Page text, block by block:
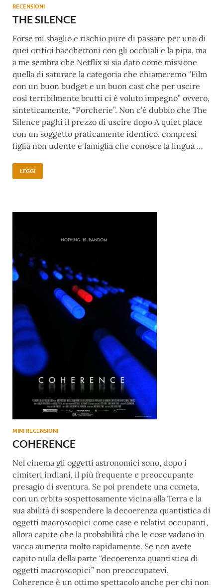
RECENSIONI
THE SILENCE
Forse mi sbaglio e rischio pure di passare per uno di
quei critici bacchettoni con gli occhiali e la pipa, ma
a me sembra che Netflix si sia dato come missione
quella di saturare la categoria che chiameremo “Film
con un buon budget e un buon cast che per uscire
così terribilmente brutti ci è voluto impegno” ovvero,
sinteticamente, “Porcherie”. Non c’è dubbio che The
Silence paghi il prezzo di uscire dopo A quiet place
con un soggetto praticamente identico, compresi
figlia non udente e famiglia che conosce la lingua …
LEGGI
MINI RECENSIONI
COHERENCE
Nel cinema gli oggetti astronomici sono, dopo i
cimiteri indiani, il più frequente e preoccupante
presagio di sventura. Se poi prendete una cometa,
con un orbita sospettosamente vicina alla Terra e la
sua abilità di sospendere la decoerenza quantistica di
oggetti macroscopici come case e relativi occupanti,
allora capite che la probabilità che le cose vadano in
vacca aumenta molto rapidamente. Se non avete
capito nulla della parte “decoerenza quantistica di
oggetti macroscopici” non preoccupatevi,
Coherence è un ottimo spettacolo anche per chi non